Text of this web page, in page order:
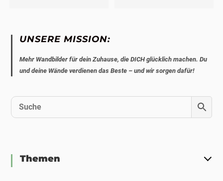
UNSERE MISSION:
Mehr Wandbilder für dein Zuhause, die DICH glücklich machen. Du
und deine Wände verdienen das Beste – und wir sorgen dafür!
Themen